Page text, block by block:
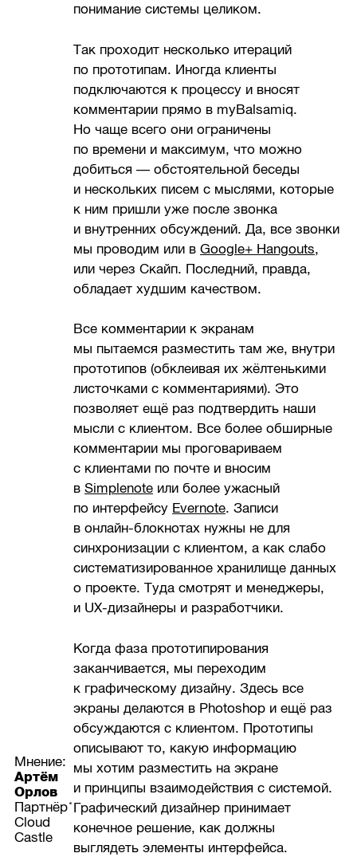
Мнение:
Артём
Орлов
Партнёр
Cloud
Castle
понимание системы целиком.
Так проходит несколько итераций
по прототипам. Иногда клиенты
подключаются к процессу и вносят
комментарии прямо в myBalsamiq.
Но чаще всего они ограничены
по времени и максимум, что можно
добиться — обстоятельной беседы
и нескольких писем с мыслями, которые
к ним пришли уже после звонка
и внутренних обсуждений. Да, все звонки
мы проводим или вGoogle+ Hangouts,
или через Скайп. Последний, правда,
обладает худшим качеством.
Все комментарии к экранам
мы пытаемся разместить там же, внутри
прототипов (обклеивая их жёлтенькими
листочками с комментариями). Это
позволяет ещё раз подтвердить наши
мысли с клиентом. Все более обширные
комментарии мы проговариваем
с клиентами по почте и вносим
вSimplenote или более ужасный
по интерфейсу Evernote. Записи
в онлайн-блокнотах нужны не для
синхронизации с клиентом, а как слабо
систематизированное хранилище данных
о проекте. Туда смотрят и менеджеры,
и UX-дизайнеры и разработчики.
Когда фаза прототипирования
заканчивается, мы переходим
к графическому дизайну. Здесь все
экраны делаются в Photoshop и ещё раз
обсуждаются с клиентом. Прототипы
описывают то, какую информацию
мы хотим разместить на экране
и принципы взаимодействия с системой.
Графический дизайнер принимает
конечное решение, как должны
выглядеть элементы интерфейса.